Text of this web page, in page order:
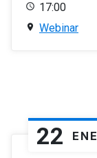
17:00
Webinar
22 ENE